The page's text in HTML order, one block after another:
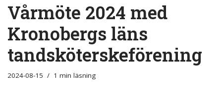
Vårmöte 2024 med
Kronobergs läns
tandsköterskeförening
2024-08-15 1 min läsning